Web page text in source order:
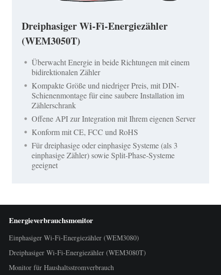
Dreiphasiger Wi-Fi-Energiezähler
(WEM3050T)
Überwacht Energie in beide Richtungen mit einem
bidirektionalen Zähler
Kompakte Größe und niedriger Preis, mit DIN-
Schienenmontage für eine saubere Installation im
Zählerschrank
Offene API zur Integration mit Ihrem eigenen Server
Konform mit CE, FCC und RoHS
Für dreiphasige oder einphasige Systeme (als 3
einphasige Zähler) sowie Split-Phase-Systeme
geeignet
Energieverbrauchsmonitor
Einphasiger Wi-Fi-Energiezähler (WEM3080)
Dreiphasiger Wi-Fi-Energiezähler (WEM3080T)
Monitor für Haushaltsstromverbrauch